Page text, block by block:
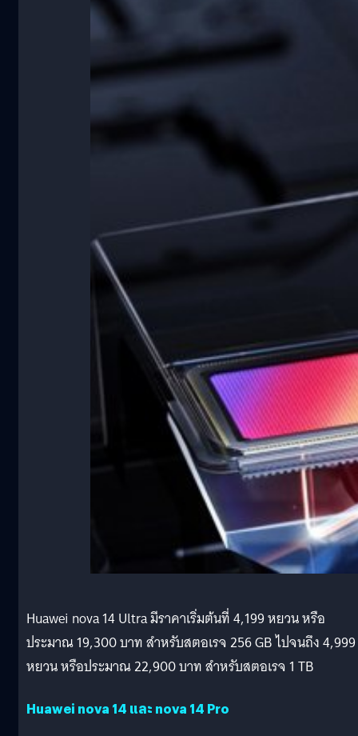
Huawei nova 14 Ultra มีราคาเริ่มต้นที่ 4,199 หยวน หรือ
ประมาณ 19,300 บาท สำหรับสตอเรจ 256 GB ไปจนถึง 4,999
หยวน หรือประมาณ 22,900 บาท สำหรับสตอเรจ 1 TB
Huawei nova 14 และ nova 14 Pro